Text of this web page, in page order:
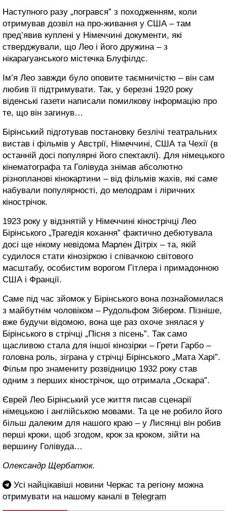
Наступного разу „погрався” з походженням, коли
отримував дозвіл на про-живання у США – там
пред’явив куплені у Німеччині документи, які
стверджували, що Лео і його дружина – з
нікарагуанського містечка Блуфілдс.
Ім’я Лео завжди було оповите таємничістю – він сам
любив її підтримувати. Так, у березні 1920 року
віденські газети написали помилкову інформацію про
те, що він загинув…
Бірінський підготував постановку безлічі театральних
вистав і фільмів у Австрії, Німеччині, США та Чехії (в
останній досі популярні його спектаклі). Для німецького
кінематографа та Голівуда знімав абсолютно
різнопланові кінокартини – від фільмів жахів, які саме
набували популярності, до мелодрам і ліричних
кінострічок.
1923 року у відзнятій у Німеччині кінострічці Лео
Бірінського „Трагедія кохання” фактично дебютувала
досі ще нікому невідома Марлен Дітріх – та, якій
судилося стати кінозіркою і співачкою світового
масштабу, особистим ворогом Гітлера і примадонною
США і Франції.
Саме під час зйомок у Бірінського вона познайомилася
з майбутнім чоловіком – Рудольфом Зібером. Пізніше,
вже будучи відомою, вона ще раз охоче знялася у
Бірінського в стрічці „Пісня з пісень”. Так само
щасливою стала для іншої кінозірки – Грети Гарбо –
головна роль, зіграна у стрічці Бірінського „Мата Харі”.
Фільм про знамениту розвідницю 1932 року став
одним з перших кінострічок, що отримала „Оскара”.
Єврей Лео Бірінський усе життя писав сценарії
німецькою і англійською мовами. Та це не робило його
більш далеким для нашого краю – у Лисянці він робив
перші кроки, щоб згодом, крок за кроком, зійти на
вершину Голівуда…
Олександр Щербатюк.
Усі найцікавіші новини Черкас та регіону можна
отримувати на нашому каналі в Telegram